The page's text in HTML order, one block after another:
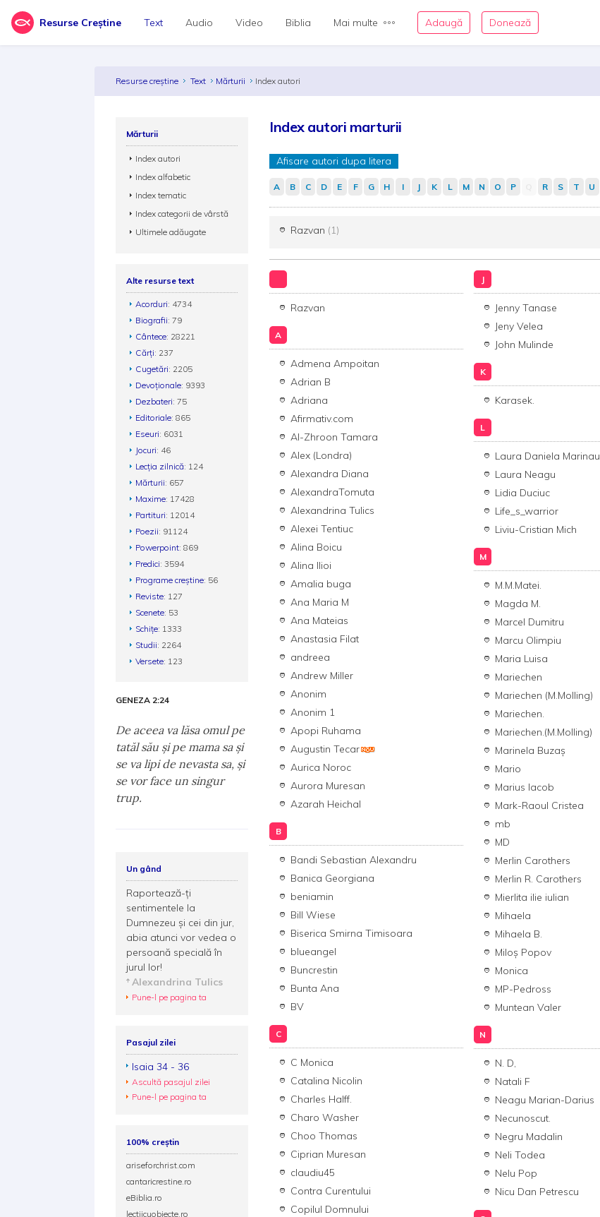
Resurse Creștine Text Audio Video Biblia Mai multe Adaugă Donează
Resurse creștine Text Mărturii Index autori
Index autori marturii
Afisare autori dupa litera
A B C D E F G H I J K L M N O P R S T U
Razvan (1)
Razvan
A
Admena Ampoitan
Adrian B
Adriana
Afirmativ.com
Al-Zhroon Tamara
Alex (Londra)
Alexandra Diana
AlexandraTomuta
Alexandrina Tulics
Alexei Tentiuc
Alina Boicu
Alina Ilioi
Amalia buga
Ana Maria M
Ana Mateias
Anastasia Filat
andreea
Andrew Miller
Anonim
Anonim 1
Apopi Ruhama
Augustin Tecar
Aurica Noroc
Aurora Muresan
Azarah Heichal
B
Bandi Sebastian Alexandru
Banica Georgiana
beniamin
Bill Wiese
Biserica Smirna Timisoara
blueangel
Buncrestin
Bunta Ana
BV
C
C Monica
Catalina Nicolin
Charles Halff.
Charo Washer
Choo Thomas
Ciprian Muresan
claudiu45
Contra Curentului
Copilul Domnului
J
Jenny Tanase
Jeny Velea
John Mulinde
K
Karasek.
L
Laura Daniela Marinau
Laura Neagu
Lidia Duciuc
Life_s_warrior
Liviu-Cristian Mich
M
M.M.Matei.
Magda M.
Marcel Dumitru
Marcu Olimpiu
Maria Luisa
Mariechen
Mariechen (M.Molling)
Mariechen.
Mariechen.(M.Molling)
Marinela Buzaș
Mario
Marius Iacob
Mark-Raoul Cristea
mb
MD
Merlin Carothers
Merlin R. Carothers
Mierlita ilie iulian
Mihaela
Mihaela B.
Miloș Popov
Monica
MP-Pedross
Muntean Valer
N
N. D,
Natali F
Neagu Marian-Darius
Necunoscut.
Negru Madalin
Neli Todea
Nelu Pop
Nicu Dan Petrescu
Mărturii
Index autori
Index alfabetic
Index tematic
Index categorii de vârstă
Ultimele adăugate
Alte resurse text
Acorduri: 4734
Biografii: 79
Cântece: 28221
Cărți: 237
Cugetări: 2205
Devoționale: 9393
Dezbateri: 75
Editoriale: 865
Eseuri: 6031
Jocuri: 46
Lecția zilnică: 124
Mărturii: 657
Maxime: 17428
Partituri: 12014
Poezii: 91124
Powerpoint: 869
Predici: 3594
Programe creștine: 56
Reviste: 127
Scenete: 53
Schițe: 1333
Studii: 2264
Versete: 123
GENEZA 2:24
De aceea va lăsa omul pe
tatăl său şi pe mama sa şi
se va lipi de nevasta sa, şi
se vor face un singur
trup.
Un gând
Raportează-ți
sentimentele la
Dumnezeu şi cei din jur,
abia atunci vor vedea o
persoană specială în
jurul lor!
Alexandrina Tulics
Pune-l pe pagina ta
Pasajul zilei
Isaia 34 - 36
Ascultă pasajul zilei
Pune-l pe pagina ta
100% creștin
ariseforchrist.com
cantaricrestine.ro
eBiblia.ro
lectiicuobiecte.ro